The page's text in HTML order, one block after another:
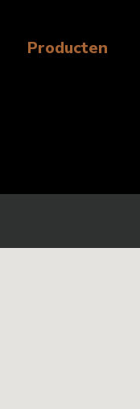
Producten